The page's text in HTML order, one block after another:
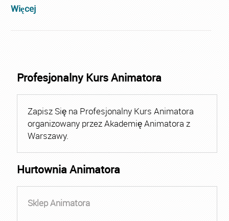
Więcej
Profesjonalny Kurs Animatora
Zapisz Się na Profesjonalny Kurs Animatora
organizowany przez Akademię Animatora z
Warszawy.
Hurtownia Animatora
Sklep Animatora